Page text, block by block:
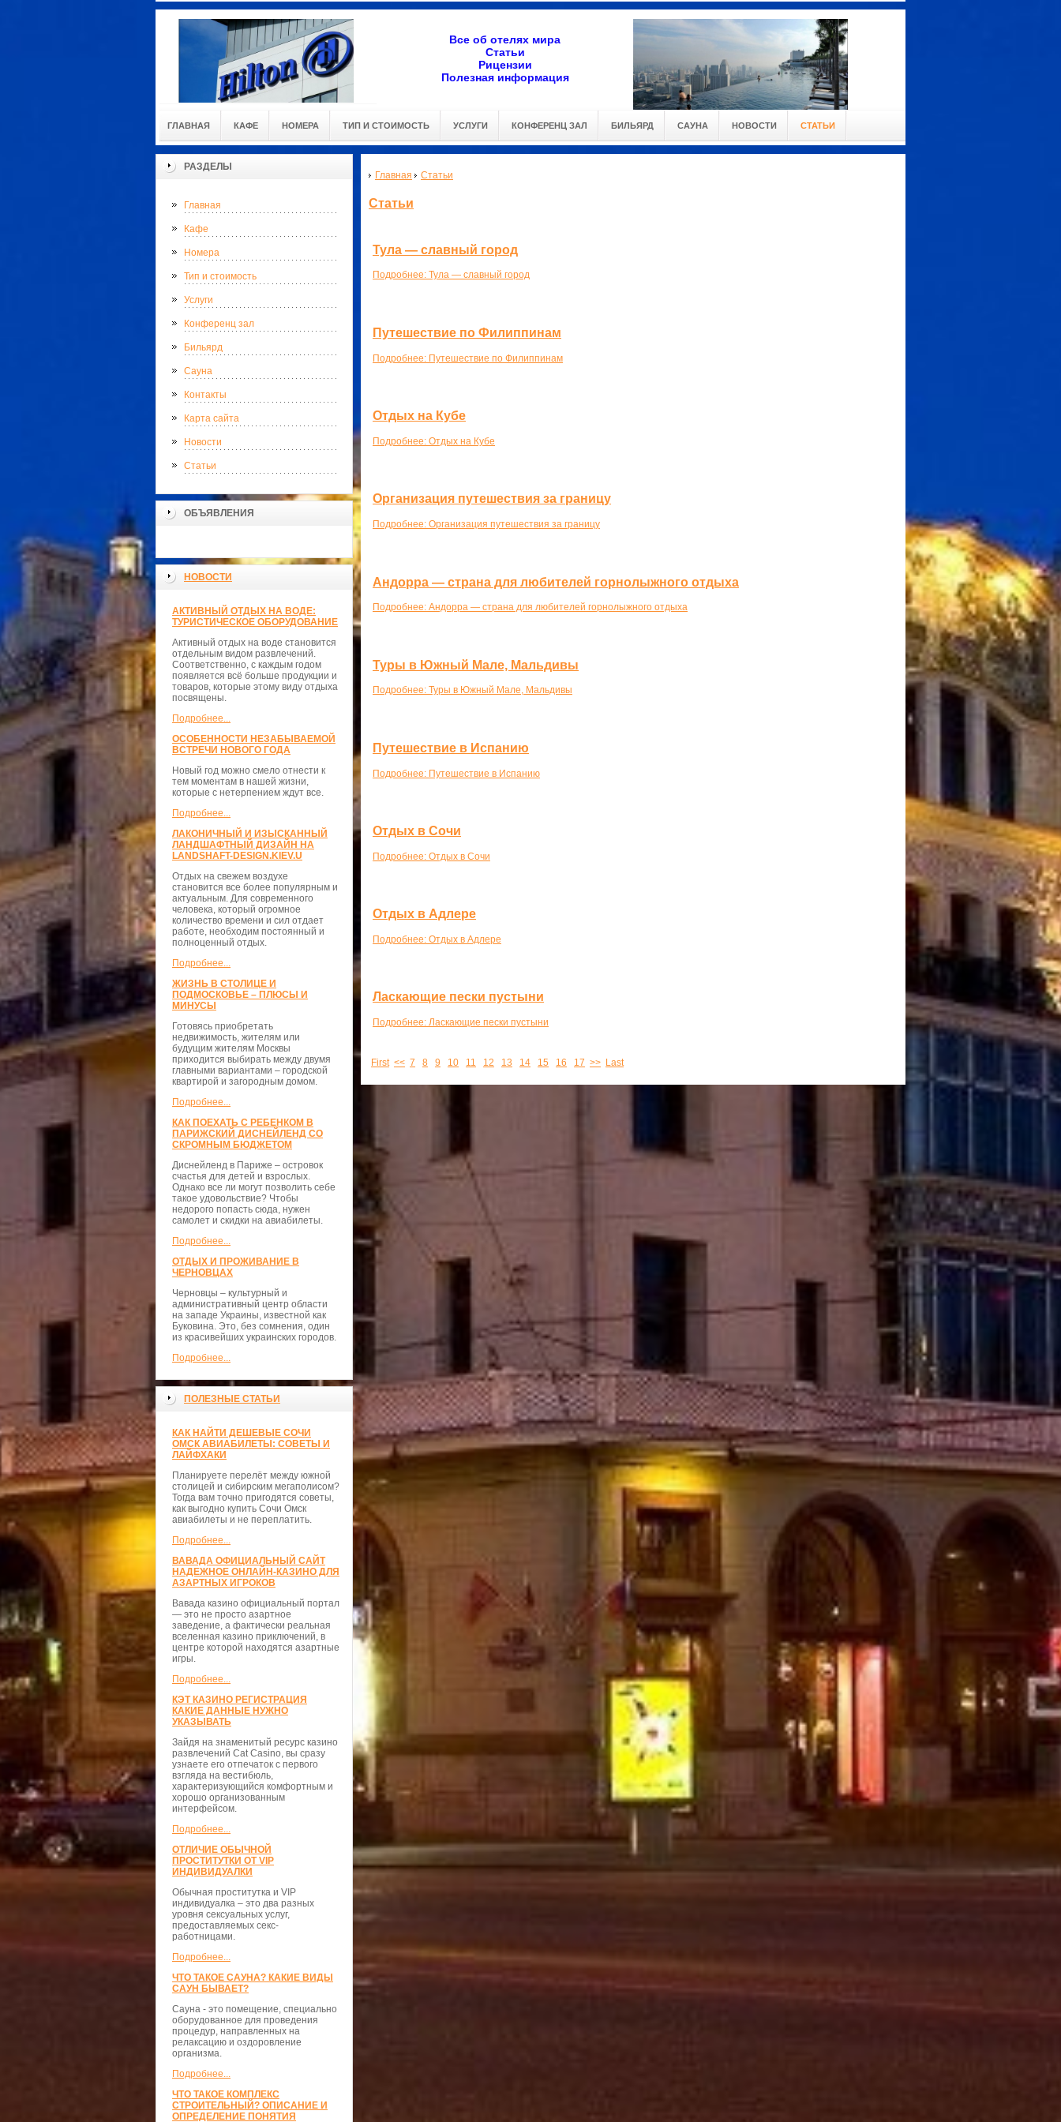
Все об отелях мира
Статьи
Рицензии
Полезная информация
ГЛАВНАЯ КАФЕ НОМЕРА ТИП И СТОИМОСТЬ УСЛУГИ КОНФЕРЕНЦ ЗАЛ БИЛЬЯРД САУНА НОВОСТИ СТАТЬИ
РАЗДЕЛЫ
Главная
Кафе
Номера
Тип и стоимость
Услуги
Конференц зал
Бильярд
Сауна
Контакты
Карта сайта
Новости
Статьи
ОБЪЯВЛЕНИЯ
НОВОСТИ
АКТИВНЫЙ ОТДЫХ НА ВОДЕ:
ТУРИСТИЧЕСКОЕ ОБОРУДОВАНИЕ
Активный отдых на воде становится
отдельным видом развлечений.
Соответственно, с каждым годом
появляется всё больше продукции и
товаров, которые этому виду отдыха
посвящены.
Подробнее...
ОСОБЕННОСТИ НЕЗАБЫВАЕМОЙ
ВСТРЕЧИ НОВОГО ГОДА
Новый год можно смело отнести к
тем моментам в нашей жизни,
которые с нетерпением ждут все.
Подробнее...
ЛАКОНИЧНЫЙ И ИЗЫСКАННЫЙ
ЛАНДШАФТНЫЙ ДИЗАЙН НА
LANDSHAFT-DESIGN.KIEV.U
Отдых на свежем воздухе
становится все более популярным и
актуальным. Для современного
человека, который огромное
количество времени и сил отдает
работе, необходим постоянный и
полноценный отдых.
Подробнее...
ЖИЗНЬ В СТОЛИЦЕ И
ПОДМОСКОВЬЕ – ПЛЮСЫ И
МИНУСЫ
Готовясь приобретать
недвижимость, жителям или
будущим жителям Москвы
приходится выбирать между двумя
главными вариантами – городской
квартирой и загородным домом.
Подробнее...
КАК ПОЕХАТЬ С РЕБЕНКОМ В
ПАРИЖСКИЙ ДИСНЕЙЛЕНД СО
СКРОМНЫМ БЮДЖЕТОМ
Диснейленд в Париже – островок
счастья для детей и взрослых.
Однако все ли могут позволить себе
такое удовольствие? Чтобы
недорого попасть сюда, нужен
самолет и скидки на авиабилеты.
Подробнее...
ОТДЫХ И ПРОЖИВАНИЕ В
ЧЕРНОВЦАХ
Черновцы – культурный и
административный центр области
на западе Украины, известной как
Буковина. Это, без сомнения, один
из красивейших украинских городов.
Подробнее...
ПОЛЕЗНЫЕ СТАТЬИ
КАК НАЙТИ ДЕШЕВЫЕ СОЧИ
ОМСК АВИАБИЛЕТЫ: СОВЕТЫ И
ЛАЙФХАКИ
Планируете перелёт между южной
столицей и сибирским мегаполисом?
Тогда вам точно пригодятся советы,
как выгодно купить Сочи Омск
авиабилеты и не переплатить.
Подробнее...
ВАВАДА ОФИЦИАЛЬНЫЙ САЙТ
НАДЕЖНОЕ ОНЛАЙН-КАЗИНО ДЛЯ
АЗАРТНЫХ ИГРОКОВ
Вавада казино официальный портал
— это не просто азартное
заведение, а фактически реальная
вселенная казино приключений, в
центре которой находятся азартные
игры.
Подробнее...
КЭТ КАЗИНО РЕГИСТРАЦИЯ
КАКИЕ ДАННЫЕ НУЖНО
УКАЗЫВАТЬ
Зайдя на знаменитый ресурс казино
развлечений Cat Casino, вы сразу
узнаете его отпечаток с первого
взгляда на вестибюль,
характеризующийся комфортным и
хорошо организованным
интерфейсом.
Подробнее...
ОТЛИЧИЕ ОБЫЧНОЙ
ПРОСТИТУТКИ ОТ VIP
ИНДИВИДУАЛКИ
Обычная проститутка и VIP
индивидуалка – это два разных
уровня сексуальных услуг,
предоставляемых секс-
работницами.
Подробнее...
ЧТО ТАКОЕ САУНА? КАКИЕ ВИДЫ
САУН БЫВАЕТ?
Сауна - это помещение, специально
оборудованное для проведения
процедур, направленных на
релаксацию и оздоровление
организма.
Подробнее...
ЧТО ТАКОЕ КОМПЛЕКС
СТРОИТЕЛЬНЫЙ? ОПИСАНИЕ И
ОПРЕДЕЛЕНИЕ ПОНЯТИЯ
Главная Статьи
Статьи
Тула — славный город
Подробнее: Тула — славный город
Путешествие по Филиппинам
Подробнее: Путешествие по Филиппинам
Отдых на Кубе
Подробнее: Отдых на Кубе
Организация путешествия за границу
Подробнее: Организация путешествия за границу
Андорра — страна для любителей горнолыжного отдыха
Подробнее: Андорра — страна для любителей горнолыжного отдыха
Туры в Южный Мале, Мальдивы
Подробнее: Туры в Южный Мале, Мальдивы
Путешествие в Испанию
Подробнее: Путешествие в Испанию
Отдых в Сочи
Подробнее: Отдых в Сочи
Отдых в Адлере
Подробнее: Отдых в Адлере
Ласкающие пески пустыни
Подробнее: Ласкающие пески пустыни
First << 7 8 9 10 11 12 13 14 15 16 17 >> Last